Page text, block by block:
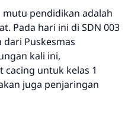
pendidikan adalah
Pada hari ini di SDN 003
Puskesmas
kali ini,
untuk kelas 1
juga penjaringan